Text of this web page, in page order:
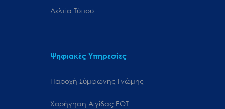
Δελτία Τύπου
Ψηφιακές Υπηρεσίες
Παροχή Σύμφωνης Γνώμης
Χορήγηση Αιγίδας ΕΟΤ